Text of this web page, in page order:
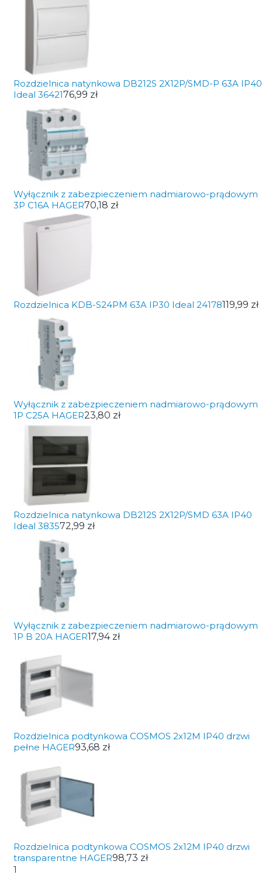
Rozdzielnica natynkowa DB212S 2X12P/SMD-P 63A IP40
Ideal 3642176,99 zł
Wyłącznik z zabezpieczeniem nadmiarowo-prądowym
3P C16A HAGER70,18 zł
Rozdzielnica KDB-S24PM 63A IP30 Ideal 24178119,99 zł
Wyłącznik z zabezpieczeniem nadmiarowo-prądowym
1P C25A HAGER23,80 zł
Rozdzielnica natynkowa DB212S 2X12P/SMD 63A IP40
Ideal 383572,99 zł
Wyłącznik z zabezpieczeniem nadmiarowo-prądowym
1P B 20A HAGER17,94 zł
Rozdzielnica podtynkowa COSMOS 2x12M IP40 drzwi
pełne HAGER93,68 zł
Rozdzielnica podtynkowa COSMOS 2x12M IP40 drzwi
transparentne HAGER98,73 zł
1